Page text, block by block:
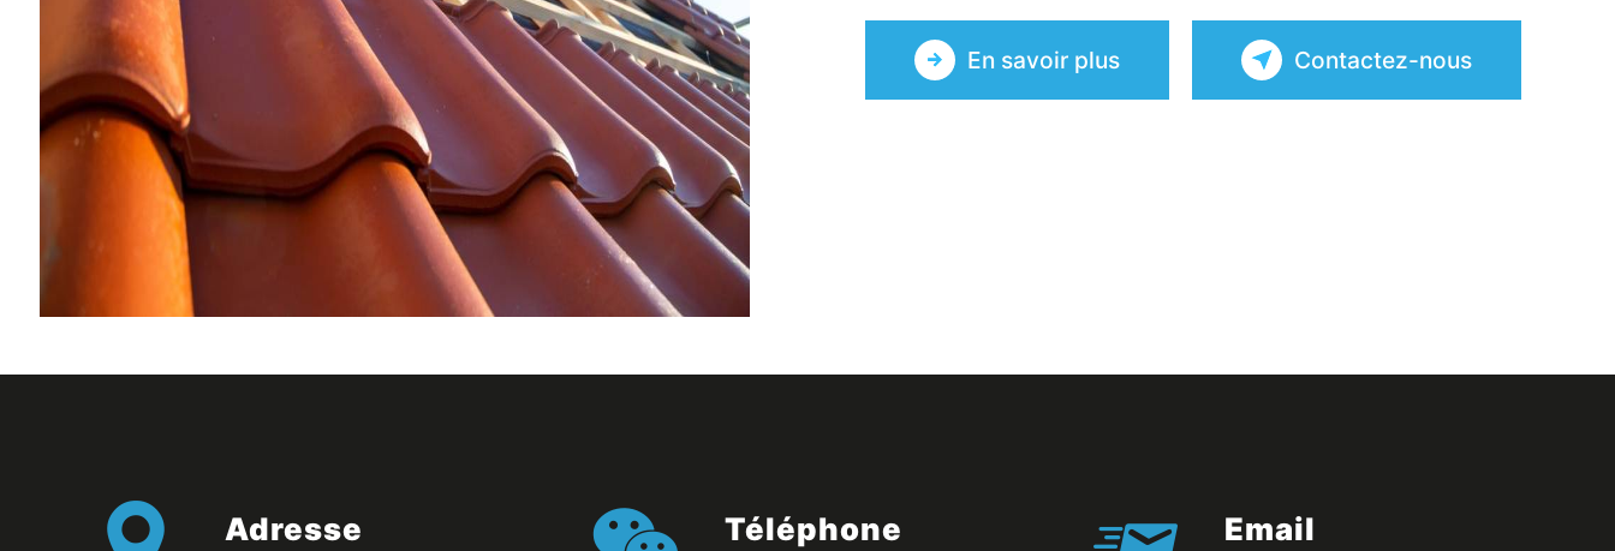
En savoir plus Contactez-nous
Adresse Téléphone Email